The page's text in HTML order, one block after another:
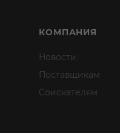
КОМПАНИЯ
Новости
Поставщикам
Соискателям